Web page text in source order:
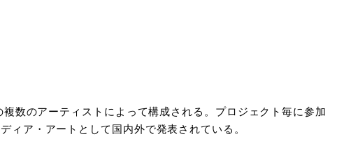
数のアーティストによって構成される。プロジェクト毎に参加
ア・アートとして国内外で発表されている。